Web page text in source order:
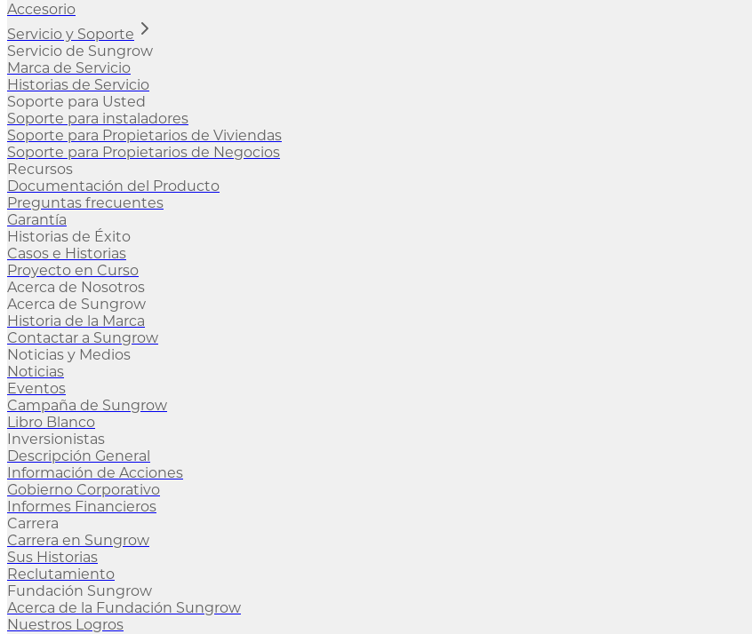
Accesorio
Servicio y Soporte
Servicio de Sungrow
Marca de Servicio
Historias de Servicio
Soporte para Usted
Soporte para instaladores
Soporte para Propietarios de Viviendas
Soporte para Propietarios de Negocios
Recursos
Documentación del Producto
Preguntas frecuentes
Garantía
Historias de Éxito
Casos e Historias
Proyecto en Curso
Acerca de Nosotros
Acerca de Sungrow
Historia de la Marca
Contactar a Sungrow
Noticias y Medios
Noticias
Eventos
Campaña de Sungrow
Libro Blanco
Inversionistas
Descripción General
Información de Acciones
Gobierno Corporativo
Informes Financieros
Carrera
Carrera en Sungrow
Sus Historias
Reclutamiento
Fundación Sungrow
Acerca de la Fundación Sungrow
Nuestros Logros